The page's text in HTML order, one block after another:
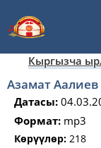
Кыргызча
Азамат
Датасы:
Формат: mp3
Көрүүлөр: 218